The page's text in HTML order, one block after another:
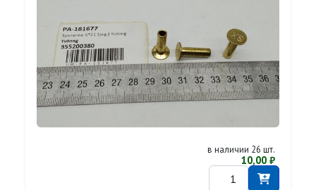
в наличии 26 шт.
10,00 ₽